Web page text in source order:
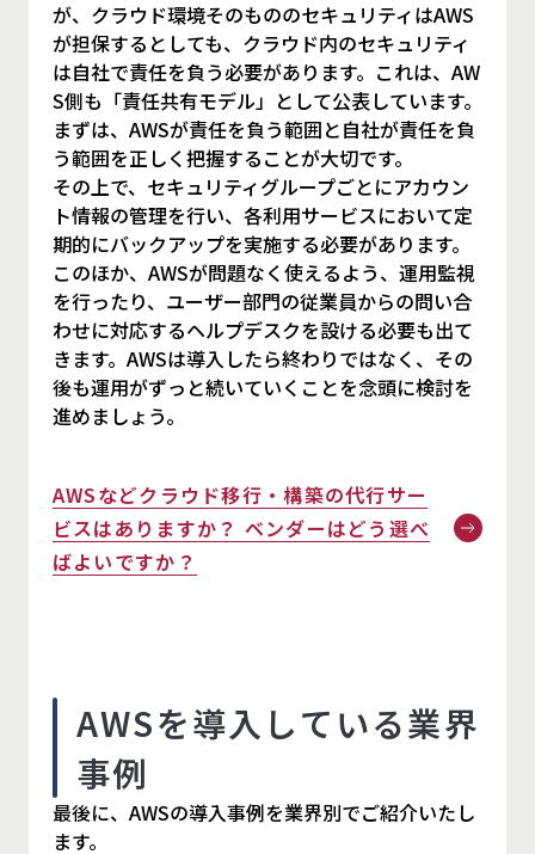
が、クラウド環境そのもののセキュリティはAWS
が担保するとしても、クラウド内のセキュリティ
は自社で責任を負う必要があります。これは、AW
S側も「責任共有モデル」として公表しています。
まずは、AWSが責任を負う範囲と自社が責任を負
う範囲を正しく把握することが大切です。
その上で、セキュリティグループごとにアカウン
ト情報の管理を行い、各利用サービスにおいて定
期的にバックアップを実施する必要があります。
このほか、AWSが問題なく使えるよう、運用監視
を行ったり、ユーザー部門の従業員からの問い合
わせに対応するヘルプデスクを設ける必要も出て
きます。AWSは導入したら終わりではなく、その
後も運用がずっと続いていくことを念頭に検討を
進めましょう。
AWSなどクラウド移行・構築の代行サー
ビスはありますか？ ベンダーはどう選べ
ばよいですか？
AWSを導入している業界
事例
最後に、AWSの導入事例を業界別でご紹介いたし
ます。